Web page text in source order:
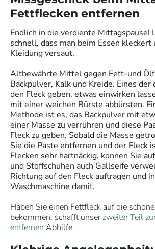
Fettflecken entfernen
Endlich in die verdiente Mittagspause!
schnell, dass man beim Essen kleckert
Kleidung versaut.
Altbewährte Mittel gegen Fett-und
Backpulver, Kalk und Kreide. Eines
den Fleck geben, etwas einwirken
mit einer weichen Bürste abbürsten.
Methode ist es, das Backpulver mit
einer Masse zu verrühren und diese
Fleck zu geben. Sobald die Masse
Sie die Paste entfernen und der Fleck
Flecken sehr hartnäckig, können Sie
und Stoffschuhen auch Gallseife
Richtung auf den Fleck auftragen und
Waschmaschine damit.
Haben Sie einen Fettfleck auf die
bekommen, schafft unserzweiter Teil
entfernen Abhilfe.